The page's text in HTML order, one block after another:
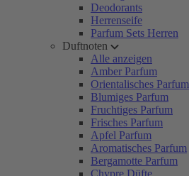
Deodorants
Herrenseife
Parfum Sets Herren
Duftnoten
Alle anzeigen
Amber Parfum
Orientalisches Parfum
Blumiges Parfum
Fruchtiges Parfum
Frisches Parfum
Apfel Parfum
Aromatisches Parfum
Bergamotte Parfum
Chypre Düfte